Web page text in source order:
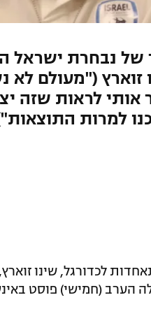
נבחרת ישראל
("מעולם לא
לראות שזה
למרות
לכדורגל, שינו
הערב (חמישי) פוסט